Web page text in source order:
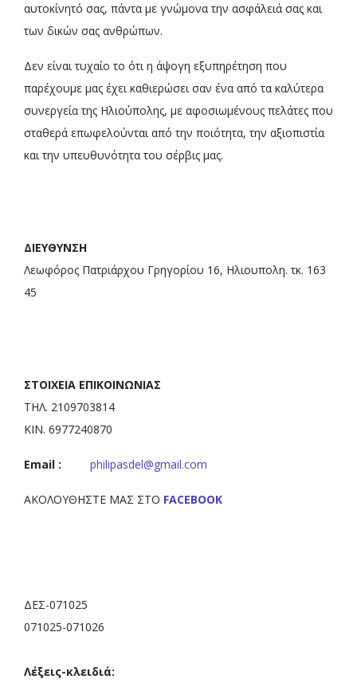
αυτοκίνητό σας, πάντα με γνώμονα την ασφάλειά σας και
των δικών σας ανθρώπων.
Δεν είναι τυχαίο το ότι η άψογη εξυπηρέτηση που
παρέχουμε μας έχει καθιερώσει σαν ένα από τα καλύτερα
συνεργεία της Ηλιούπολης, με αφοσιωμένους πελάτες που
σταθερά επωφελούνται από την ποιότητα, την αξιοπιστία
και την υπευθυνότητα του σέρβις μας.
ΔΙΕΥΘΥΝΣΗ
Λεωφόρος Πατριάρχου Γρηγορίου 16, Ηλιουπολη. τκ. 163
45
ΣΤΟΙΧΕΙΑ ΕΠΙΚΟΙΝΩΝΙΑΣ
ΤΗΛ. 2109703814
ΚΙΝ. 6977240870
Email : philipasdel@gmail.com
ΑΚΟΛΟΥΘΗΣΤΕ ΜΑΣ ΣΤΟ FACEBOOK
ΔΕΣ-071025
071025-071026
Λέξεις-κλειδιά: